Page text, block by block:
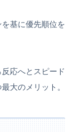
基に優先順位を
応へとスピード
大のメリット。